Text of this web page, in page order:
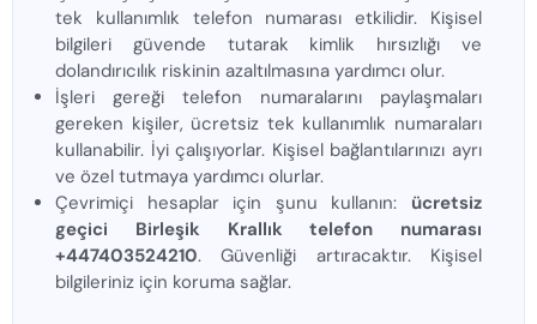
tek kullanımlık telefon numarası etkilidir. Kişisel
bilgileri güvende tutarak kimlik hırsızlığı ve
dolandırıcılık riskinin azaltılmasına yardımcı olur.
İşleri gereği telefon numaralarını paylaşmaları
gereken kişiler, ücretsiz tek kullanımlık numaraları
kullanabilir. İyi çalışıyorlar. Kişisel bağlantılarınızı ayrı
ve özel tutmaya yardımcı olurlar.
Çevrimiçi hesaplar için şunu kullanın: ücretsiz
geçici Birleşik Krallık telefon numarası
+447403524210. Güvenliği artıracaktır. Kişisel
bilgileriniz için koruma sağlar.